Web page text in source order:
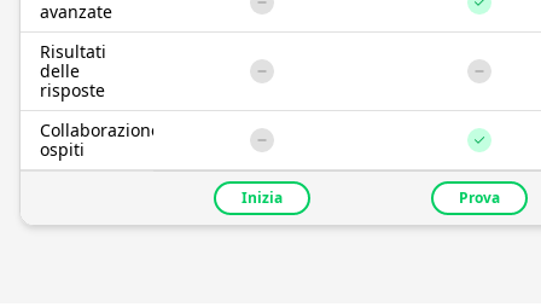
avanzate
Risultati
delle
risposte
Collaborazione
ospiti
Inizia Prova